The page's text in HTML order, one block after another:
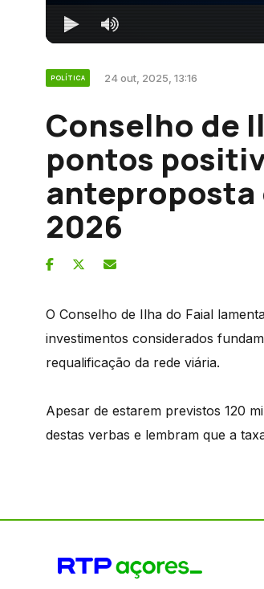
POLÍTICA 24 out, 2025, 13:16
Conselho de
pontos
anteproposta
2026
O Conselho de Ilha do Faial
investimentos considerados
requalificação da rede viária.
Apesar de estarem previstos 120
destas verbas e lembram que a